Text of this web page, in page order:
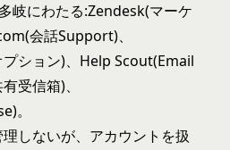
岐にわたる:Zendesk(マーケ
会話Support)、
ション)、Help Scout(Email
受信箱)、
。
しないが、アカウントを扱